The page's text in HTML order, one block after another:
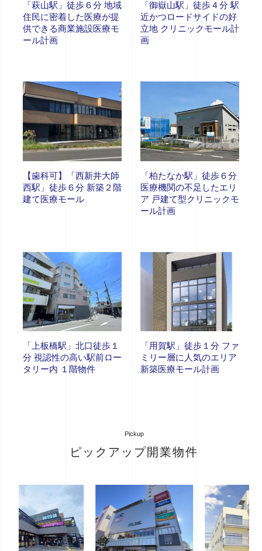
「萩山駅」徒歩６分 地域
住民に密着した医療が提
供できる商業施設医療モ
ール計画
「御嶽山駅」徒歩４分 駅
近かつロードサイドの好
立地 クリニックモール計
画
【歯科可】「西新井大師
西駅」徒歩６分 新築２階
建て医療モール
「柏たなか駅」徒歩６分
医療機関の不足したエリ
ア 戸建て型クリニックモ
ール計画
「上板橋駅」北口徒歩１
分 視認性の高い駅前ロー
タリー内 １階物件
「用賀駅」徒歩１分 ファ
ミリー層に人気のエリア
新築医療モール計画
Pickup
ピックアップ開業物件